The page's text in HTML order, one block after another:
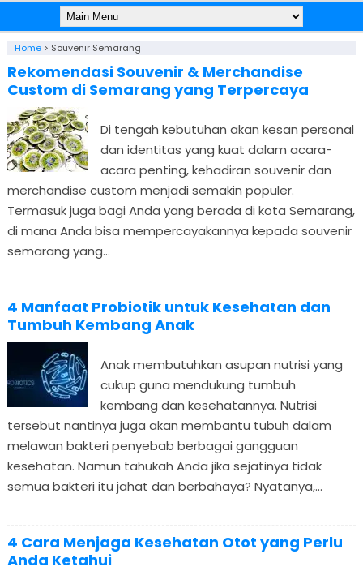
Home> Souvenir Semarang
Rekomendasi Souvenir & Merchandise
Custom di Semarang yang Terpercaya
Di tengah kebutuhan akan kesan personal
dan identitas yang kuat dalam acara-
acara penting, kehadiran souvenir dan
merchandise custom menjadi semakin populer.
Termasuk juga bagi Anda yang berada di kota Semarang,
di mana Anda bisa mempercayakannya kepada souvenir
semarang yang...
4 Manfaat Probiotik untuk Kesehatan dan
Tumbuh Kembang Anak
Anak membutuhkan asupan nutrisi yang
cukup guna mendukung tumbuh
kembang dan kesehatannya. Nutrisi
tersebut nantinya juga akan membantu tubuh dalam
melawan bakteri penyebab berbagai gangguan
kesehatan. Namun tahukah Anda jika sejatinya tidak
semua bakteri itu jahat dan berbahaya? Nyatanya,...
4 Cara Menjaga Kesehatan Otot yang Perlu
Anda Ketahui